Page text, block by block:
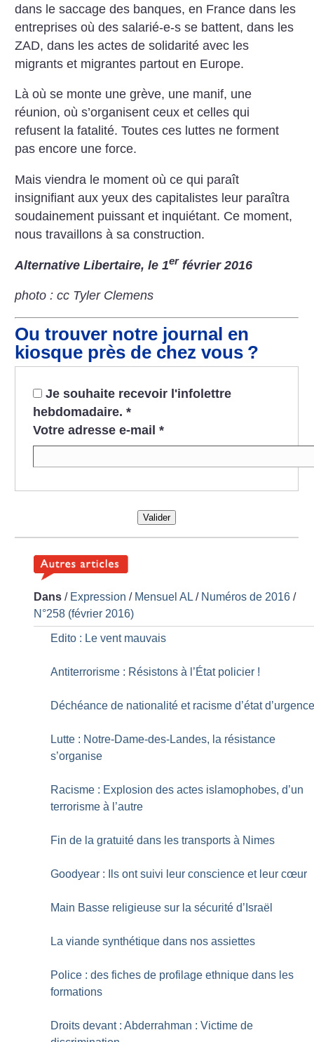
dans le saccage des banques, en France dans les
entreprises où des salarié-e-s se battent, dans les
ZAD, dans les actes de solidarité avec les
migrants et migrantes partout en Europe.
Là où se monte une grève, une manif, une
réunion, où s’organisent ceux et celles qui
refusent la fatalité. Toutes ces luttes ne forment
pas encore une force.
Mais viendra le moment où ce qui paraît
insignifiant aux yeux des capitalistes leur paraîtra
soudainement puissant et inquiétant. Ce moment,
nous travaillons à sa construction.
Alternative Libertaire, le 1erfévrier 2016
photo : cc Tyler Clemens
Ou trouver notre journal en
kiosque près de chez vous ?
Je souhaite recevoir l'infolettre
hebdomadaire. *
Votre adresse e-mail *
Valider
Dans / Expression / Mensuel AL/ Numéros de 2016 /
N°258 (février 2016)
Edito : Le vent mauvais
Antiterrorisme : Résistons à l’État policier !
Déchéance de nationalité et racisme d’état
Lutte : Notre-Dame-des-Landes, la résistance
s’organise
Racisme : Explosion des actes islamophobes, d’un
terrorisme à l’autre
Fin de la gratuité dans les transports à Nimes
Goodyear : Ils ont suivi leur conscience et leur cœur
Main Basse religieuse sur la sécurité d’Israël
La viande synthétique dans nos assiettes
Police : des fiches de profilage ethnique dans les
formations
Droits devant : Abderrahman : Victime de